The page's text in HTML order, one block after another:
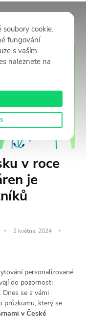
v roce
je
3 května, 2024
personalizované
do pozornosti
Dnes se s vámi
průzkumu, který se
v České
cookie.
fungování
s vaším
naleznete na